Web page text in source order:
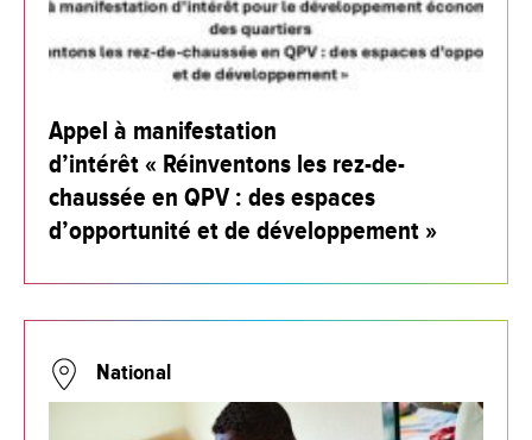
Appel à manifestation
d’intérêt « Réinventons les rez-de-
chaussée en QPV : des espaces
d’opportunité et de développement »
National